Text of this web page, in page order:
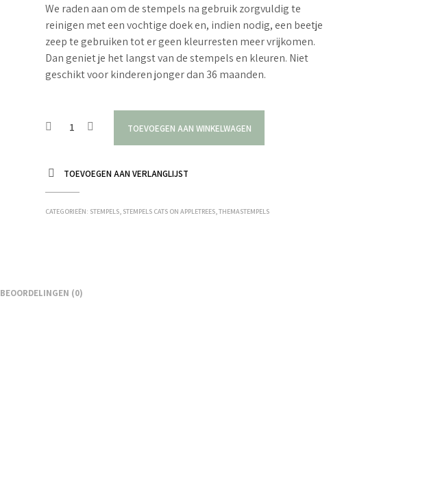
We raden aan om de stempels na gebruik zorgvuldig te
reinigen met een vochtige doek en, indien nodig, een beetje
zeep te gebruiken tot er geen kleurresten meer vrijkomen.
Dan geniet je het langst van de stempels en kleuren. Niet
geschikt voor kinderen jonger dan 36 maanden.
TOEVOEGEN AAN WINKELWAGEN
TOEVOEGEN AAN VERLANGLIJST
CATEGORIEËN: STEMPELS, STEMPELS CATS ON APPLETREES,THEMASTEMPELS
BEOORDELINGEN (0)